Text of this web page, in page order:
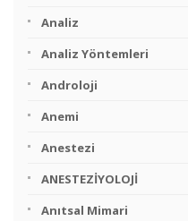
Analiz
Analiz Yöntemleri
Androloji
Anemi
Anestezi
ANESTEZİYOLOJİ
Anıtsal Mimari